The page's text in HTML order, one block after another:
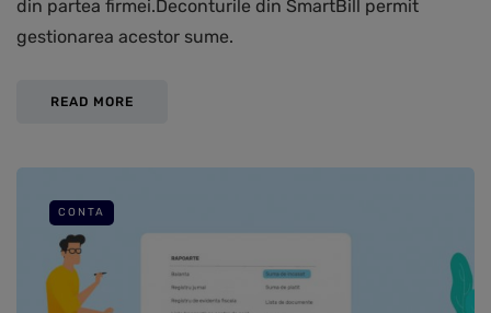
din partea firmei.Deconturile din SmartBill permit
gestionarea acestor sume.
READ MORE
CONTA